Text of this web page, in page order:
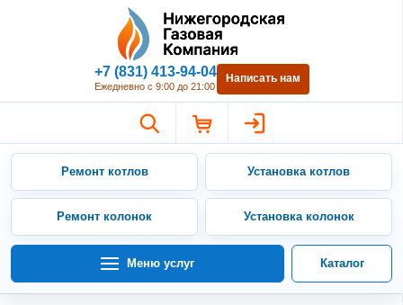
Нижегородская Газовая
+7 (831) 413-94-04
Ежедневно с 9:00 до 21:00
Написать нам
Ремонт котлов Установка котлов
Ремонт колонок Установка колонок
Меню услуг Каталог